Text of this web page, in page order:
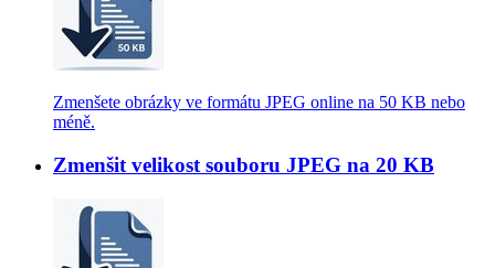
Zmenšete obrázky ve formátu JPEG online na 50 KB nebo
méně.
Zmenšit velikost souboru JPEG na 20 KB